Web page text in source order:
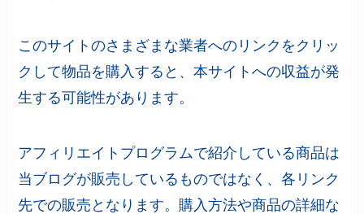
このサイトのさまざまな業者へのリンクをクリッ
クして物品を購入すると、本サイトへの収益が発
生する可能性があります。
アフィリエイトプログラムで紹介している商品は
当ブログが販売しているものではなく、各リンク
先での販売となります。購入方法や商品の詳細な